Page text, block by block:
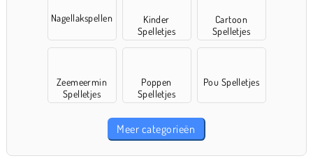
Nagellakspellen
Kinder
Spelletjes
Cartoon
Spelletjes
Zeemeermin
Spelletjes
Poppen
Spelletjes
Pou Spelletjes
Meer categorieën